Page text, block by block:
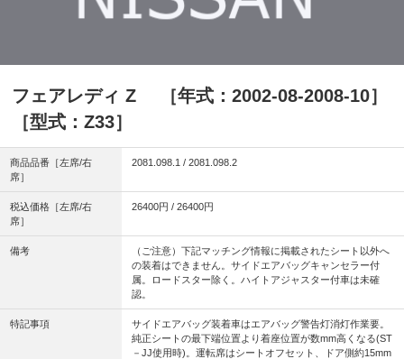
フェアレディ Z ［年式：2002-08-2008-10］
［型式：Z33］
商品品番［左席/右
席］
2081.098.1 / 2081.098.2
税込価格［左席/右
席］
26400円 / 26400円
備考
（ご注意）下記マッチング情報に掲載されたシート以外へ
の装着はできません。サイドエアバッグキャンセラー付
属。ロードスター除く。ハイトアジャスター付車は未確
認。
特記事項
サイドエアバッグ装着車はエアバッグ警告灯消灯作業要。
純正シートの最下端位置より着座位置が数mm高くなる(ST
－JJ使用時)。運転席はシートオフセット、ドア側約15mm